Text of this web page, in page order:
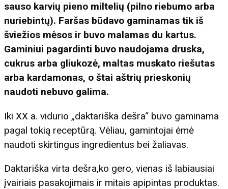
sauso karvių pieno miltelių (pilno riebumo arba
nuriebintų). Faršas būdavo gaminamas tik iš
šviežios mėsos ir buvo malamas du kartus.
Gaminiui pagardinti buvo naudojama druska,
cukrus arba gliukozė, maltas muskato riešutas
arba kardamonas, o štai aštrių prieskonių
naudoti nebuvo galima.
Iki XX a. vidurio „daktariška dešra“ buvo gaminama
pagal tokią receptūrą. Vėliau, gamintojai ėmė
naudoti skirtingus ingredientus bei žaliavas.
Daktariška virta dešra,ko gero, vienas iš labiausiai
įvairiais pasakojimais ir mitais apipintas produktas.